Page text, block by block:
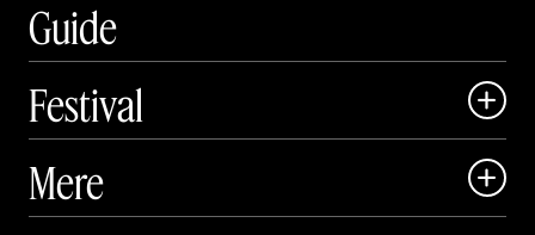
Guide
Festival

 Art Matter Festival
Mere 